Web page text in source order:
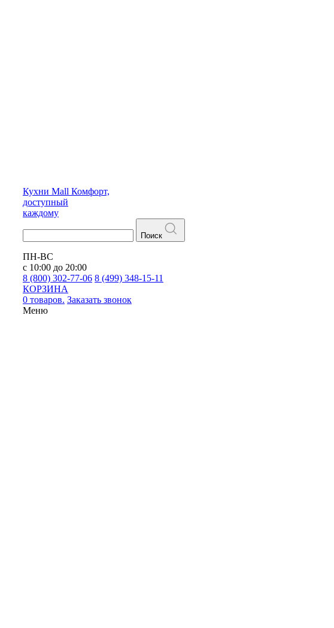
Кухни Mall Комфорт,
доступный
каждому
Поиск
ПН-ВС
с 10:00 до 20:00
8 (800) 302-77-06 8 (499) 348-15-11
КОРЗИНА
0 товаров. Заказать звонок
Меню